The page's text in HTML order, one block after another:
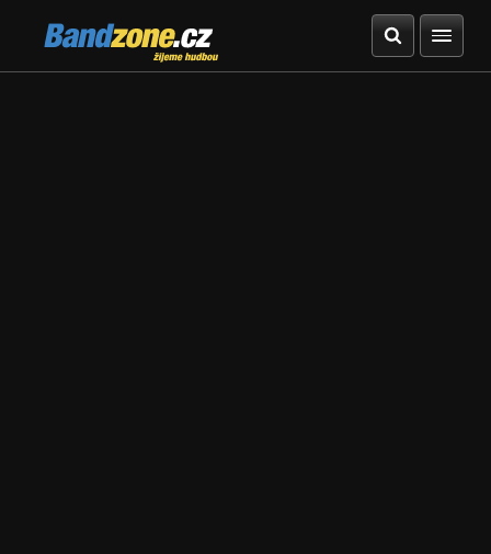
Bandzone.cz
žijeme hudbou